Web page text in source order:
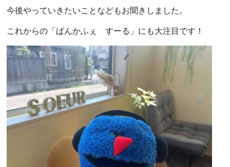
今後やっていきたいことなどもお聞きしました。
これからの「ぱんかふぇ すーる」にも大注目です！